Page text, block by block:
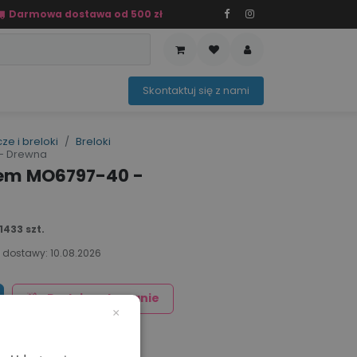
Darmowa dostawa od 500 zł
OFERTA SEZONOWASko​ntaktuj ​​​​się z nami​​​​
i breloki
Breloki
Drewna
MO6797-40 -
szt.
10.08.2026
Dodaj znakowanie
×